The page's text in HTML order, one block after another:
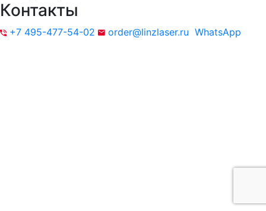
Контакты
+7 495-477-54-02 order@linzlaser.ru WhatsApp